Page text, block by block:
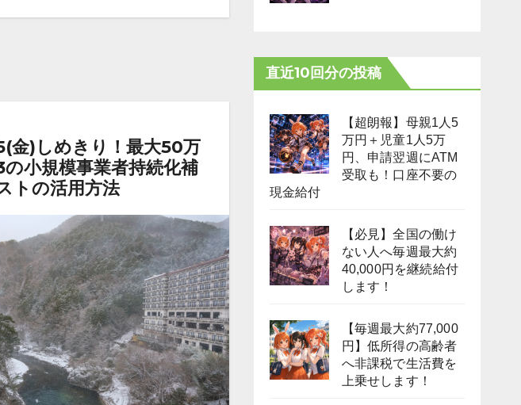
金)しめきり！最大50万
小規模事業者持続化補
トの活用方法
直近10回分の投稿
【超朗報】母親1人5
万円＋児童1人5万
円、申請翌週にATM
受取も！口座不要の
現金給付
【必見】全国の働け
ない人へ毎週最大約
40,000円を継続給付
します！
【毎週最大約77,000
円】低所得の高齢者
へ非課税で生活費を
上乗せします！